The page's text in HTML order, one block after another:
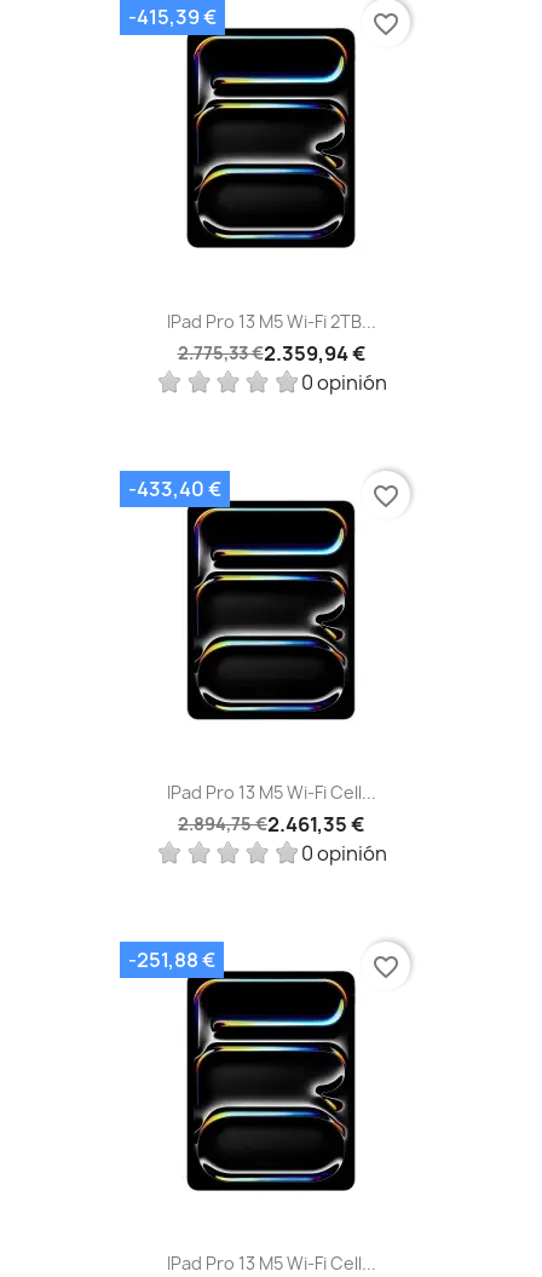
IPad Pro 13 M5 Wi‑Fi 2TB...
2.775,33 €2.359,94 €
0 opinión
-415,39 € favorite_border
IPad Pro 13 M5 Wi‑Fi Cell...
2.894,75 €2.461,35 €
0 opinión
-433,40 € favorite_border
IPad Pro 13 M5 Wi‑Fi Cell...
-251,88 € favorite_border